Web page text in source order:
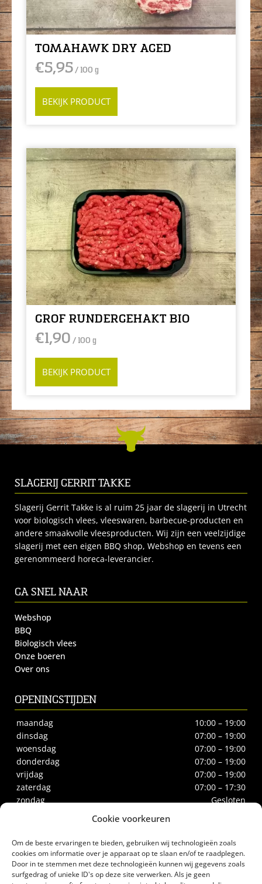
Cookie voorkeuren
Om de beste ervaringen te bieden, gebruiken wij technologieën zoals
cookies om informatie over je apparaat op te slaan en/of te raadplegen.
Door in te stemmen met deze technologieën kunnen wij gegevens zoals
surfgedrag of unieke ID's op deze site verwerken. Als je geen
TOMAHAWK DRY AGED
€5,95/ 100 g
BEKIJK PRODUCT
GROF RUNDERGEHAKT BIO
€1,90 / 100 g
BEKIJK PRODUCT
SLAGERIJ GERRIT TAKKE
Slagerij Gerrit Takke is al ruim 25 jaar de slagerij in Utrecht
voor biologisch vlees, vleeswaren, barbecue-producten en
andere smaakvolle vleesproducten. Wij zijn een veelzijdige
slagerij met een eigen BBQ shop, Webshop en tevens een
gerenommeerd horeca-leverancier.
GA SNEL NAAR
Webshop
BBQ
Biologisch vlees
Onze boeren
Over ons
OPENINGSTIJDEN
maandag
10:00 – 19:00
dinsdag
07:00 – 19:00
woensdag
07:00 – 19:00
donderdag
07:00 – 19:00
vrijdag
07:00 – 19:00
zaterdag
07:00 – 17:30
zondag
Gesloten
Biltstraat 66
3572BE Utrecht
Tel.030-2732186